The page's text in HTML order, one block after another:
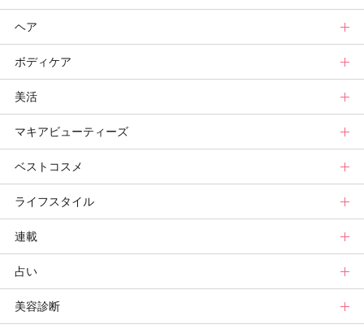
スキンケアまとめ
スキンケア診断
ニュース
メイクまとめ
ベースメイクカタログ
メイク診断
新色トップ
クリスマスコフレ
秋新色
新色コスメスウォッチ
ビューティ速報
ヘア
ヘアトップ
ニュース
ヘアカタログ
ヘアまとめ
ヘア診断
ボディケア
ボディケアトップ
ニュース
ボディケアまとめ
ボディケア診断
美活
美活トップ
美活グランプリ
ヘルスケア・ダイエット
マキアビューティーズ
マキアビューティーズトップ
TOPビューティーズ一覧
ビューティーズ一覧
記事ランキング
メンバーランキング
ベストコスメ
ベストコスメトップ
ベストコスメ
読者ベスコス
プチプラコスメグランプリ
ライフスタイル
ライフスタイルトップ
ニュース
ライフスタイルまとめ
連載
連載トップ
マキアエディターズのオッス！推しコス
占い
占いトップ
美容診断